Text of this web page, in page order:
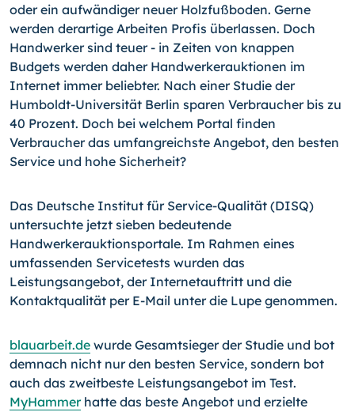
oder ein aufwändiger neuer Holzfußboden. Gerne
werden derartige Arbeiten Profis überlassen. Doch
Handwerker sind teuer - in Zeiten von knappen
Budgets werden daher Handwerkerauktionen im
Internet immer beliebter. Nach einer Studie der
Humboldt-Universität Berlin sparen Verbraucher bis zu
40 Prozent. Doch bei welchem Portal finden
Verbraucher das umfangreichste Angebot, den besten
Service und hohe Sicherheit?
Das Deutsche Institut für Service-Qualität (DISQ)
untersuchte jetzt sieben bedeutende
Handwerkerauktionsportale. Im Rahmen eines
umfassenden Servicetests wurden das
Leistungsangebot, der Internetauftritt und die
Kontaktqualität per E-Mail unter die Lupe genommen.
blauarbeit.de wurde Gesamtsieger der Studie und bot
demnach nicht nur den besten Service, sondern bot
auch das zweitbeste Leistungsangebot im Test.
MyHammerhatte das beste Angebot und erzielte